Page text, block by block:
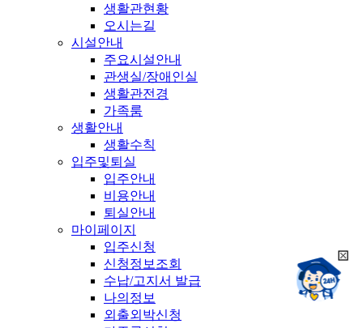
생활관현황
오시는길
시설안내
주요시설안내
관생실/장애인실
생활관전경
가족룸
생활안내
생활수칙
입주및퇴실
입주안내
비용안내
퇴실안내
마이페이지
입주신청
신청정보조회
수납/고지서 발급
나의정보
외출외박신청
챗봇상담:
24시
채팅상담:
9시~18시
희